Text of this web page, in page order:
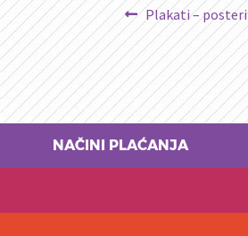
Kretanje
članka
Prethodni
članak:
Plakati – posteri
NAČINI PLAĆANJA